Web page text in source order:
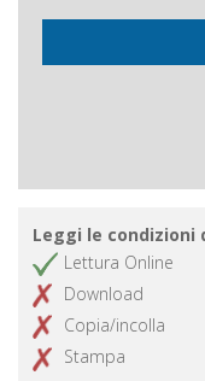
Leggi le condizioni
Lettura Online
Download
Copia/incolla
Stampa